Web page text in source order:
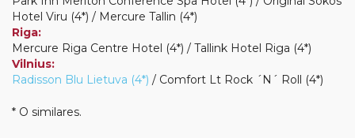
Hotel Viru (4*) / Mercure Tallin (4*)
Riga:
Mercure Riga Centre Hotel (4*) / Tallink Hotel Riga (4*)
Vilnius:
Radisson Blu Lietuva (4*) / Comfort Lt Rock ´N´ Roll (4*)
* O similares.